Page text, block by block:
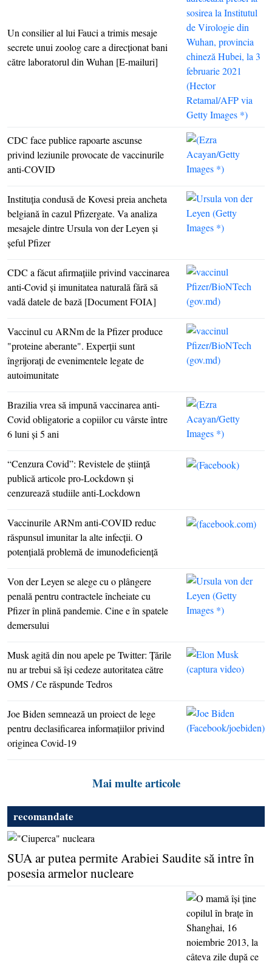
Un consilier al lui Fauci a trimis mesaje
secrete unui zoolog care a direcţionat bani
către laboratorul din Wuhan [E-mailuri]
CDC face publice rapoarte ascunse
privind leziunile provocate de vaccinurile
anti-COVID
Instituţia condusă de Kovesi preia ancheta
belgiană în cazul Pfizergate. Va analiza
mesajele dintre Ursula von der Leyen şi
şeful Pfizer
CDC a făcut afirmaţiile privind vaccinarea
anti-Covid şi imunitatea naturală fără să
vadă datele de bază [Document FOIA]
Vaccinul cu ARNm de la Pfizer produce
"proteine aberante". Experţii sunt
îngrijoraţi de evenimentele legate de
autoimunitate
Brazilia vrea să impună vaccinarea anti-
Covid obligatorie a copiilor cu vârste între
6 luni şi 5 ani
“Cenzura Covid”: Revistele de ştiinţă
publică articole pro-Lockdown şi
cenzurează studiile anti-Lockdown
Vaccinurile ARNm anti-COVID reduc
răspunsul imunitar la alte infecţii. O
potenţială problemă de imunodeficienţă
Von der Leyen se alege cu o plângere
penală pentru contractele încheiate cu
Pfizer în plină pandemie. Cine e în spatele
demersului
Musk agită din nou apele pe Twitter: Ţările
nu ar trebui să îşi cedeze autoritatea către
OMS / Ce răspunde Tedros
Joe Biden semnează un proiect de lege
pentru declasificarea informaţiilor privind
originea Covid-19
Mai multe articole
recomandate
SUA ar putea permite Arabiei Saudite să intre în
posesia armelor nucleare